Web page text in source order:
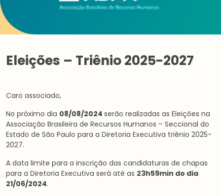
Eleições – Triênio 2025-2027
Caro associado,
No próximo dia 08/08/2024 serão realizadas as Eleições na
Associação Brasileira de Recursos Humanos – Seccional do
Estado de São Paulo para a Diretoria Executiva triênio 2025-
2027.
A data limite para a inscrição das candidaturas de chapas
para a Diretoria Executiva será até as 23h59min do dia
21/06/2024.